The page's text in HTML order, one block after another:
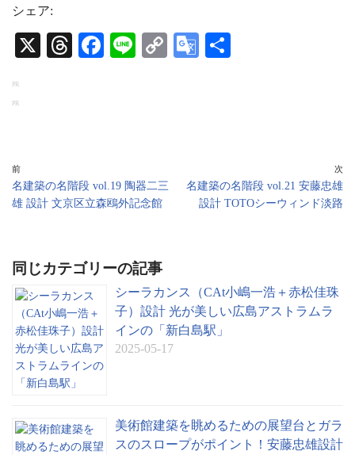
シェア:
X
T
Fa Li
C
G
sl
PR
PR
前
名建築の名階段 vol.19 陶器二三
雄 設計 文京区立森鴎外記念館
次
名建築の名階段 vol.21 安藤忠雄
設計 TOTOシーウィンド淡路
同じカテゴリーの記事
シーラカンス（CAt小嶋一浩＋赤松佳珠
子）設計 光が美しい広島アストラムラ
インの「新白島駅」
2025-05-17
美術館建築を眺めるための展望台とガラ
スのスロープがポイント！安藤忠雄設計